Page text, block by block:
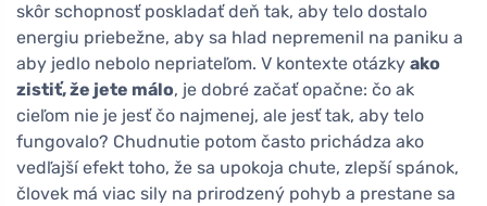
skôr schopnosť poskladať deň tak, aby telo dostalo
energiu priebežne, aby sa hlad nepremenil na paniku a
aby jedlo nebolo nepriateľom. V kontexte otázky ako
zistiť, že jete málo, je dobré začať opačne: čo ak
cieľom nie je jesť čo najmenej, ale jesť tak, aby telo
fungovalo? Chudnutie potom často prichádza ako
vedľajší efekt toho, že sa upokoja chute, zlepší spánok,
človek má viac sily na prirodzený pohyb a prestane sa